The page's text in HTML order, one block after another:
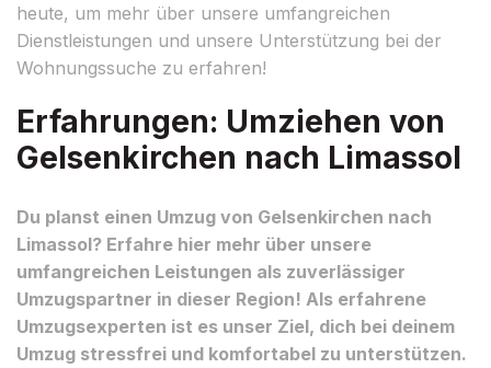
heute, um mehr über unsere umfangreichen
Dienstleistungen und unsere Unterstützung bei der
Wohnungssuche zu erfahren!
Erfahrungen: Umziehen von
Gelsenkirchen nach Limassol
Du planst einen Umzug von Gelsenkirchen nach
Limassol? Erfahre hier mehr über unsere
umfangreichen Leistungen als zuverlässiger
Umzugspartner in dieser Region! Als erfahrene
Umzugsexperten ist es unser Ziel, dich bei deinem
Umzug stressfrei und komfortabel zu unterstützen.